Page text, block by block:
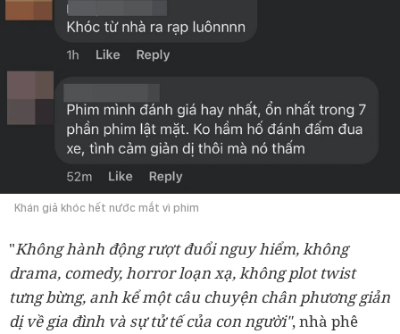
Khán giả khóc hết nước mắt vì phim
"Không hành động rượt đuổi nguy hiểm, không
drama, comedy, horror loạn xạ, không plot twist
tưng bừng, anh kể một câu chuyện chân phương giản
dị về gia đình và sự tử tế của con người", nhà phê